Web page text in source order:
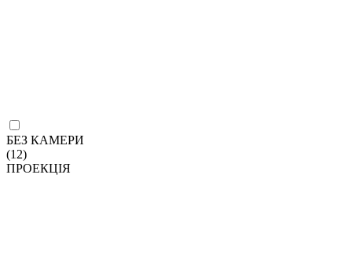
БЕЗ КАМЕРИ
(12)
ПРОЕКЦІЯ